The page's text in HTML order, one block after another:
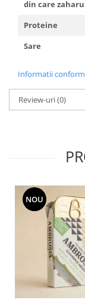
din care
Proteine
Sare
Informatii
Review-uri(0)
NOU